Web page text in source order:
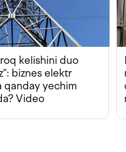
kelishini duo
biznes elektr
qanday yechim
Video